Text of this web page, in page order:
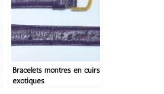
Bracelets montres en cuirs
exotiques